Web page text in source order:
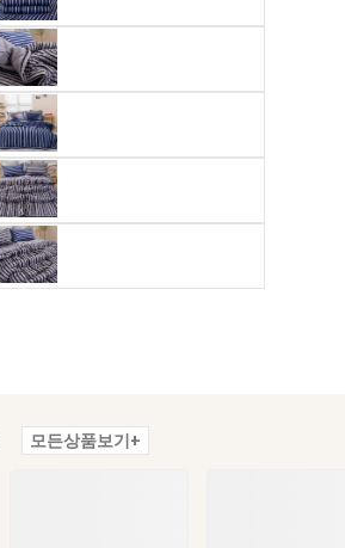
모든상품보기+